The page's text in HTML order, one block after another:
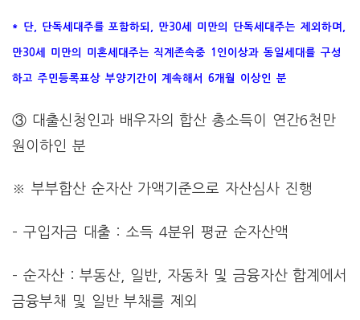
* 단, 단독세대주를 포함하되, 만30세 미만의 단독세대주는 제외하며,
만30세 미만의 미혼세대주는 직계존속중 1인이상과 동일세대를 구성
하고 주민등록표상 부양기간이 계속해서 6개월 이상인 분
③ 대출신청인과 배우자의 합산 총소득이 연간6천만
원이하인 분
※ 부부합산 순자산 가액기준으로 자산심사 진행
– 구입자금 대출 : 소득 4분위 평균 순자산액
– 순자산 : 부동산, 일반, 자동차 및 금융자산 합계에서
금융부채 및 일반 부채를 제외